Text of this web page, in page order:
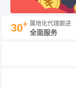
30+ 属地化代理跟进
全面服务